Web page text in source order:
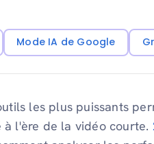
Mode IA de Google
les plus puissants
l'ère de la vidéo courte.